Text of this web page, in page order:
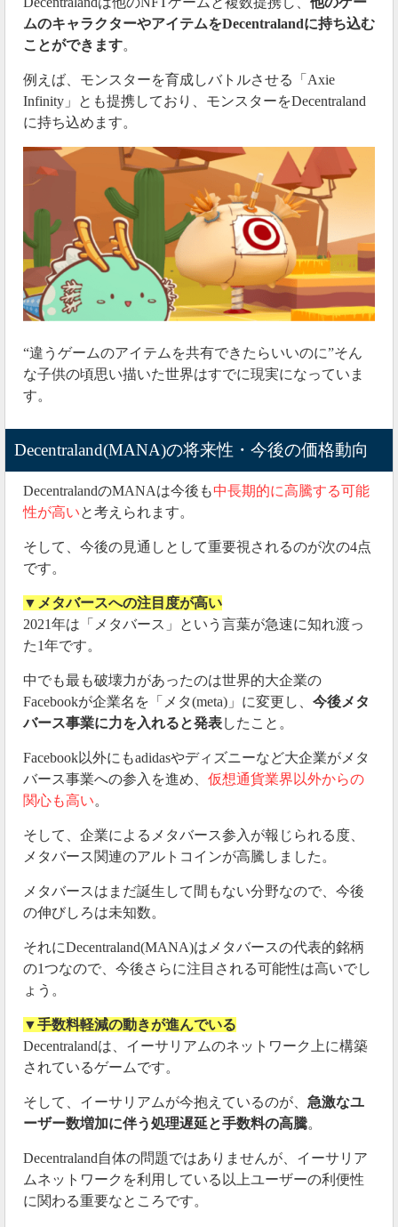
ムのキャラクターやアイテムをDecentralandに持ち込む
ことができます。
例えば、モンスターを育成しバトルさせる「Axie
Infinity」とも提携しており、モンスターをDecentraland
に持ち込めます。
“違うゲームのアイテムを共有できたらいいのに”そん
な子供の頃思い描いた世界はすでに現実になっていま
す。
Decentraland(MANA)の将来性・今後の価格動向
DecentralandのMANAは今後も中長期的に高騰する可能
性が高いと考えられます。
そして、今後の見通しとして重要視されるのが次の4点
です。
▼メタバースへの注目度が高い
2021年は「メタバース」という言葉が急速に知れ渡っ
た1年です。
中でも最も破壊力があったのは世界的大企業の
Facebookが企業名を「メタ(meta)」に変更し、 今後メタ
バース事業に力を入れると発表したこと。
Facebook以外にもadidasやディズニーなど大企業がメタ
バース事業への参入を進め、 仮想通貨業界以外からの
関心も高い。
そして、企業によるメタバース参入が報じられる度、
メタバース関連のアルトコインが高騰しました。
メタバースはまだ誕生して間もない分野なので、今後
の伸びしろは未知数。
それにDecentraland(MANA)はメタバースの代表的銘柄
の1つなので、今後さらに注目される可能性は高いでし
ょう。
▼手数料軽減の動きが進んでいる
Decentralandは、イーサリアムのネットワーク上に構築
されているゲームです。
そして、イーサリアムが今抱えているのが、 急激なユ
ーザー数増加に伴う処理遅延と手数料の高騰。
Decentraland自体の問題ではありませんが、イーサリア
ムネットワークを利用している以上ユーザーの利便性
に関わる重要なところです。